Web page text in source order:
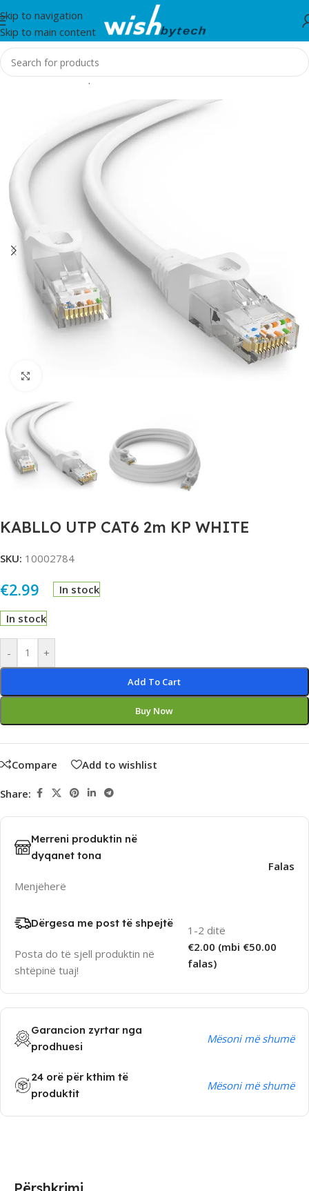
Skip to navigation
Skip to main content
Home/Aksesorë për mobil dhe IT
KABLLO UTP CAT6 2m KP WHITE
SKU: 10002784
€2.99 In stock
In stock
- +
Add To Cart
Buy Now
Alternative:
Compare Add to wishlist
Share:
Merreni produktin në
dyqanet tona
Menjëherë
Falas
Dërgesa me post të shpejtë
Posta do të sjell produktin në
shtëpinë tuaj!
1-2 ditë
€2.00 (mbi €50.00
falas)
Garancion zyrtar nga
prodhuesi
Mësoni më shumë
24 orë për kthim të
produktit
Mësoni më shumë